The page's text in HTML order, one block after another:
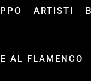
ARTISTI
AL FLAMENCO